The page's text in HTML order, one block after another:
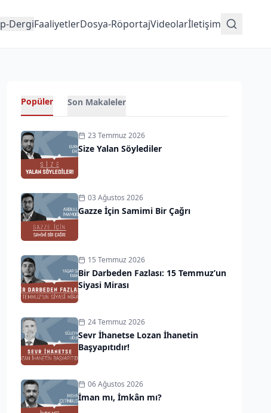
DergiFaaliyetlerDosya-RöportajVideolarİletişim
Popüler Son Makaleler
23 Temmuz 2026
Size Yalan Söylediler
03 Ağustos 2026
Gazze İçin Samimi Bir Çağrı
15 Temmuz 2026
Bir Darbeden Fazlası: 15 Temmuz’un
Siyasi Mirası
24 Temmuz 2026
Sevr İhanetse Lozan İhanetin
Başyapıtıdır!
06 Ağustos 2026
İman mı, İmkân mı?